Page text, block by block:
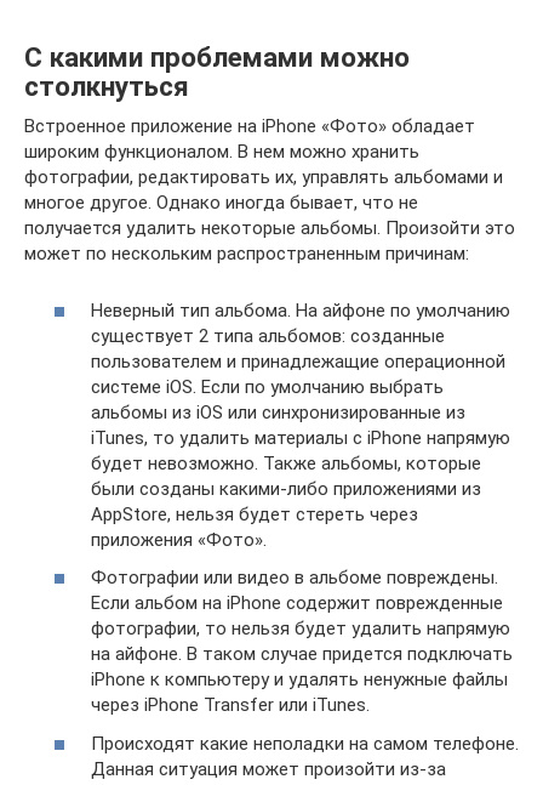
С какими проблемами можно
столкнуться
Встроенное приложение на iPhone «Фото» обладает
широким функционалом. В нем можно хранить
фотографии, редактировать их, управлять альбомами и
многое другое. Однако иногда бывает, что не
получается удалить некоторые альбомы. Произойти это
может по нескольким распространенным причинам:
Неверный тип альбома. На айфоне по умолчанию
существует 2 типа альбомов: созданные
пользователем и принадлежащие операционной
системе iOS. Если по умолчанию выбрать
альбомы из iOS или синхронизированные из
iTunes, то удалить материалы с iPhone напрямую
будет невозможно. Также альбомы, которые
были созданы какими-либо приложениями из
AppStore, нельзя будет стереть через
приложения «Фото».
Фотографии или видео в альбоме повреждены.
Если альбом на iPhone содержит поврежденные
фотографии, то нельзя будет удалить напрямую
на айфоне. В таком случае придется подключать
iPhone к компьютеру и удалять ненужные файлы
через iPhone Transfer или iTunes.
Происходят какие неполадки на самом телефоне.
Данная ситуация может произойти из-за